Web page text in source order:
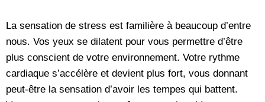
La sensation de stress est familière à beaucoup d’entre
nous. Vos yeux se dilatent pour vous permettre d’être
plus conscient de votre environnement. Votre rythme
cardiaque s’accélère et devient plus fort, vous donnant
peut-être la sensation d’avoir les tempes qui battent.